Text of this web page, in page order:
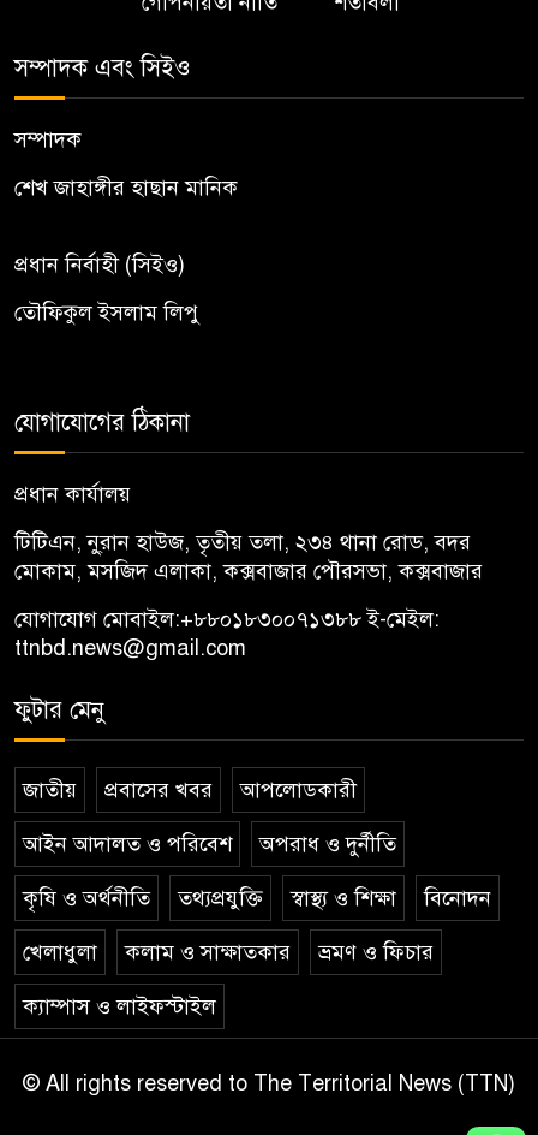
সম্পাদক এবং সিইও
সম্পাদক
শেখ জাহাঙ্গীর হাছান মানিক
প্রধান নির্বাহী (সিইও)
তৌফিকুল ইসলাম লিপু
যোগাযোগের ঠিকানা
প্রধান কার্যালয়
টিটিএন, নু্রান হাউজ, তৃতীয় তলা, ২৩৪ থানা রোড, বদর
মোকাম, মসজিদ এলাকা, কক্সবাজার পৌরসভা, কক্সবাজার
যোগাযোগ মোবাইল:+৮৮০১৮৩০০৭১৩৮৮ই-মেইল:
ttnbd.news@gmail.com
ফুটার মেনু
জাতীয় প্রবাসের খবর আপলোডকারী
আইন আদালত ও পরিবেশ অপরাধ ও দুর্নীতি
কৃষি ও অর্থনীতি তথ্যপ্রযুক্তি স্বাস্থ্য ও শিক্ষা বিনোদন
খেলাধুলা কলাম ও সাক্ষাতকার ভ্রমণ ও ফিচার
ক্যাম্পাস ও লাইফস্টাইল
© All rights reserved to The Territorial News (TTN)